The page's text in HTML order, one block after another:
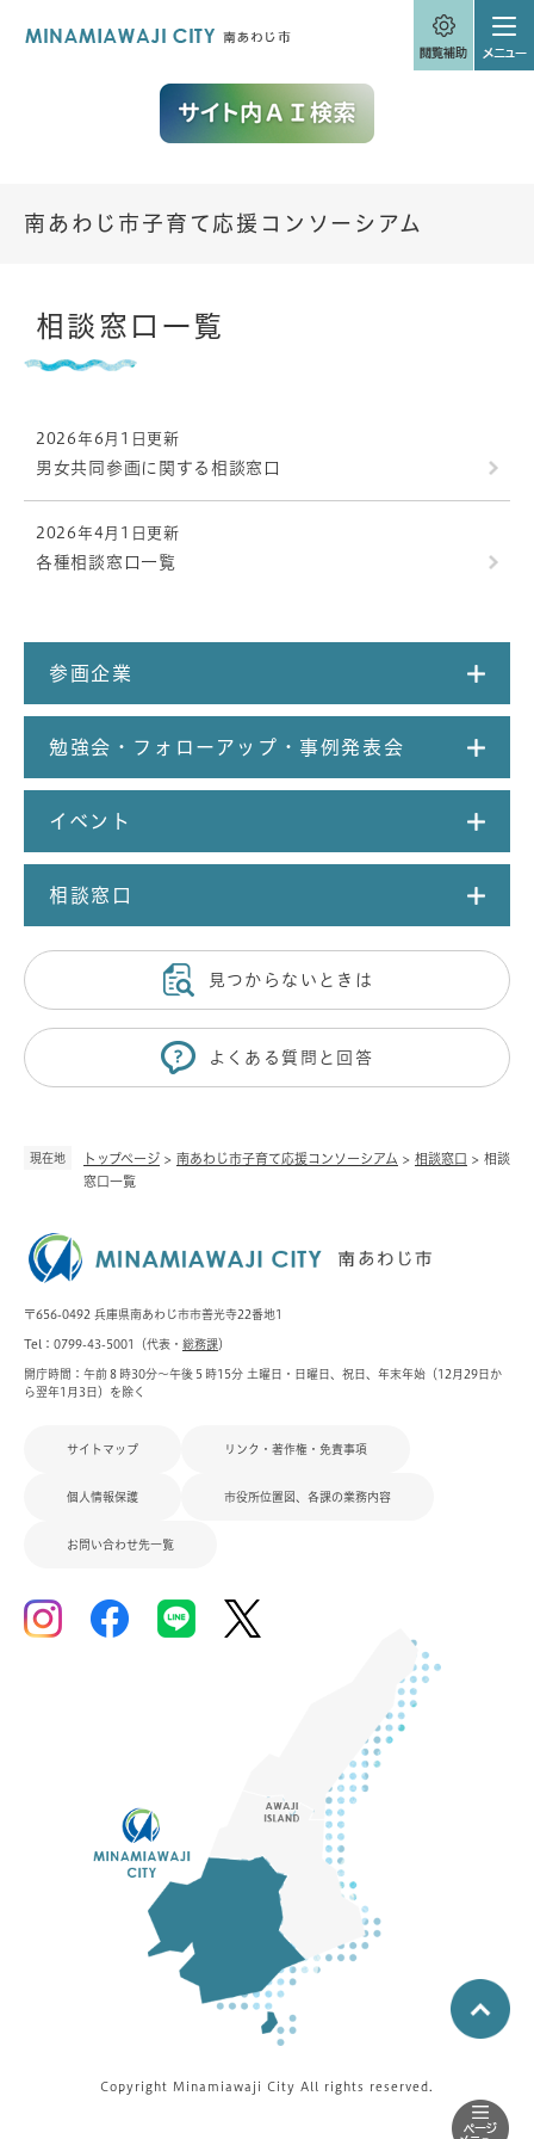
現在地 トップページ > 南あわじ市子育て応援コンソーシアム > 相談窓口 > 相談
窓口一覧
南あわじ市子育て応援コンソーシアム
文相談窓口一覧
2026年6月1日更新
男女共同参画に関する相談窓口
2026年4月1日更新
各種相談窓口一覧
参画企業
勉強会・フォローアップ・事例発表会
イベント
相談窓口
見つからないときは
よくある質問と回答
〒656-0492 兵庫県南あわじ市市善光寺22番地1
Tel：0799-43-5001（代表・ 総務課）
開庁時間：午前８時30分～午後５時15分 土曜日・日曜日、祝日、年末年始（12月29日か
ら翌年1月3日）を除く
サイトマップ リンク・著作権・免責事項
個人情報保護 市役所位置図、各課の業務内容
お問い合わせ先一覧
Copyright Minamiawaji City All rights reserved.